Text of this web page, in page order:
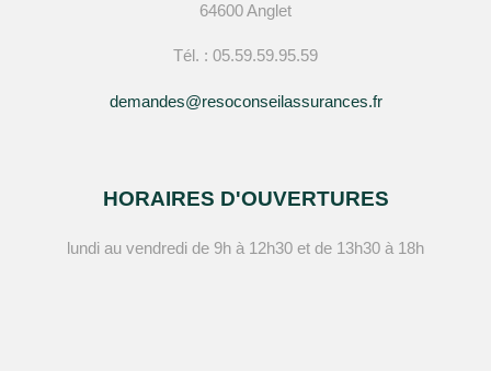
64600 Anglet
Tél. : 05.59.59.95.59
demandes@resoconseilassurances.fr
HORAIRES D'OUVERTURES
lundi au vendredi de 9h à 12h30 et de 13h30 à 18h